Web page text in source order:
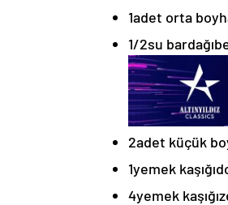
1adet orta boy
1/2su bardağı
2adet küçük
1yemek kaşığı
4yemek kaşığı